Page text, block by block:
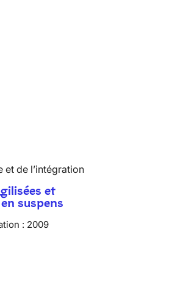
et de l’intégration
et
suspens
: 2009